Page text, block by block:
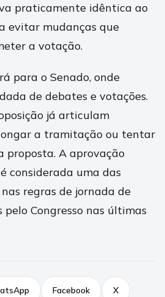
praticamente idêntica ao
evitar mudanças que
a votação.
para o Senado, onde
de debates e votações.
já articulam
a tramitação ou tentar
proposta. A aprovação
considerada uma das
regras de jornada de
Congresso nas últimas
Facebook X